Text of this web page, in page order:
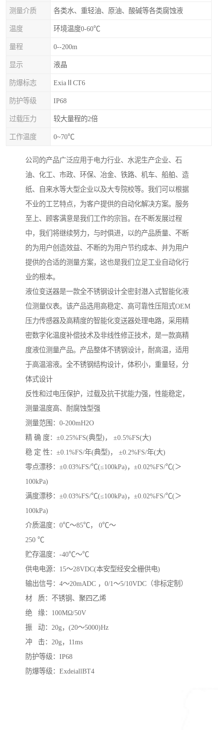
测量介质 各类水、重轻油、原油、酸碱等各类腐蚀液
温度 环境温度0-60℃
量程 0--200m
显示 液晶
防爆标志 ExiaⅡCT6
防护等级 IP68
过载压力 较大量程的2倍
工作温度 0~70℃
公司的产品广泛应用于电力行业、水泥生产企业、石
油、化工、市政、环保、冶金、铁路、机车、船舶、造
纸、自来水等大型企业以及大专院校等。我们可以根据
不业的工艺特点，为客户提供的自动化解决方案。服务
至上、顾客满意是我们工作的宗旨。在不断发展过程
中，我们将继续努力，与时俱进，以的产品质量、不断
的为用户创造效益、不断的为用户节约成本、并为用户
提供的合适的测量方案，这也是我们立足工业自动化行
业的根本。
液位变送器是一款全不锈钢设计全密封潜入式智能化液
位测量仪表。该产品选用高稳定、高可靠性压阻式OEM
压力传感器及高精度的智能化变送器处理电路，采用精
密数字化温度补偿技术及非线性修正技术，是一款高精
度液位测量产品。产品整体不锈钢设计，耐高温，适用
于高温溶液。全不锈钢结构设计，体积小，重量轻，分
体式设计
反性和过电压保护，过载及抗干扰能力强，性能稳定，
测量温度高、耐腐蚀型强
测量范围：0-200mH2O
精 确 度：±0.25%FS(典型)， ±0.5%FS(大)
稳 定 性：±0.1%FS/年(典型)， ±0.2%FS/年(大)
零点漂移：±0.03%FS/℃(≤100kPa)，±0.02%FS/℃(＞
100kPa)
满度漂移：±0.03%FS/℃(≤100kPa)，±0.02%FS/℃(＞
100kPa)
介质温度：0℃～85℃， 0℃～
250 ℃
贮存温度：-40℃～℃
供电电源：15～28VDC(本安型经安全栅供电)
输出信号：4～20mADC ，0/1～5/10VDC（非标定制）
材 质：不锈钢、聚四乙烯
绝 缘：100MΩ/50V
振 动：20g，(20～5000)Hz
冲 击：20g，11ms
防护等级：IP68
防爆等级：ExdeiallBT4